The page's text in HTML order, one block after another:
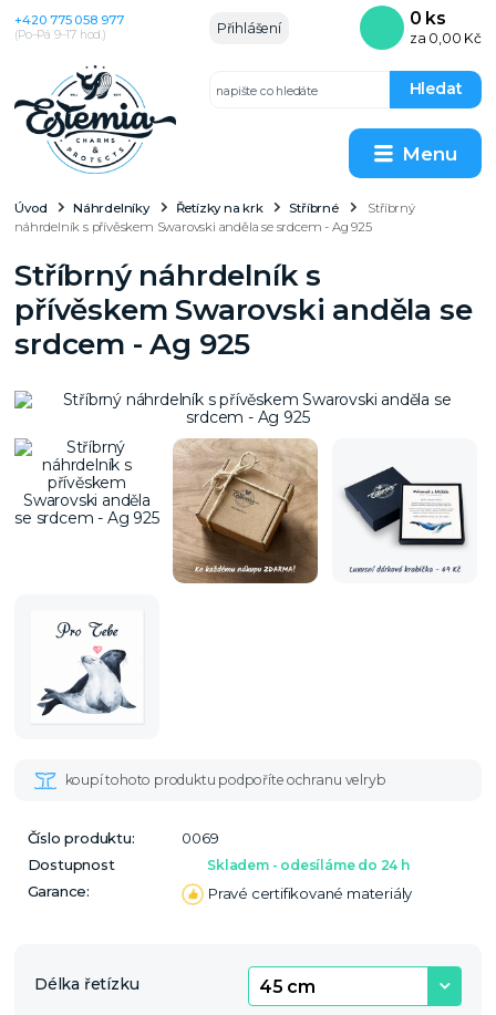
Menu
Přihlášení
Hledat
+420 775 058 977
(Po–Pá 9–17 hod.)
0 ks
za 0,00 Kč
Úvod Náhrdelníky Řetízky na krk Stříbrné
Stříbrný
náhrdelník s přívěskem Swarovski anděla se srdcem - Ag 925
Stříbrný náhrdelník s
přívěskem Swarovski anděla se
srdcem - Ag 925
Číslo produktu:
0069
Dostupnost
Skladem - odesíláme do 24 h
Garance: Pravé certifikované materiály
Délka řetízku